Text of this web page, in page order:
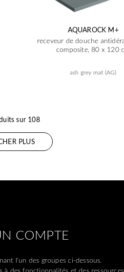
AQUAROCK M+
receveur de douche
composite, 80 x 120
ash grey mat (AG)
sur 108
PLUS
COMPTE
l'un des groupes ci-dessous.
des fonctionnalités et des